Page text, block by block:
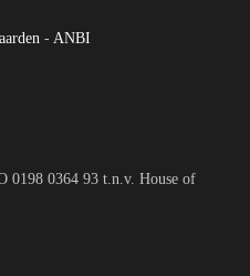
- ANBI
0198 0364 93 t.n.v. House of